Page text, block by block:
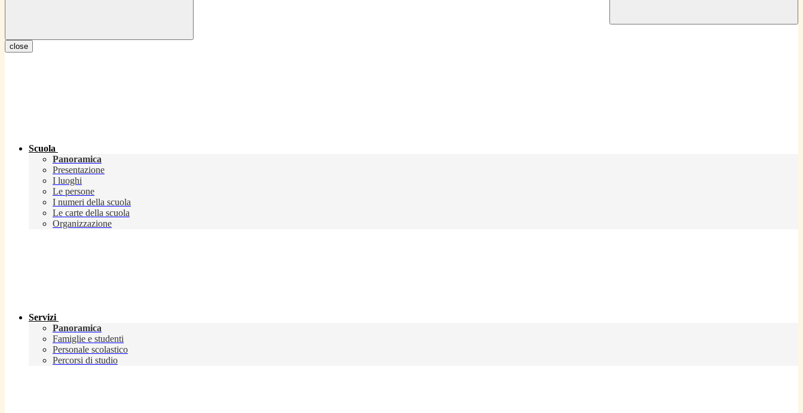
close
Scuola
Panoramica
Presentazione
I luoghi
Le persone
I numeri della scuola
Le carte della scuola
Organizzazione
Servizi
Panoramica
Famiglie e studenti
Personale scolastico
Percorsi di studio